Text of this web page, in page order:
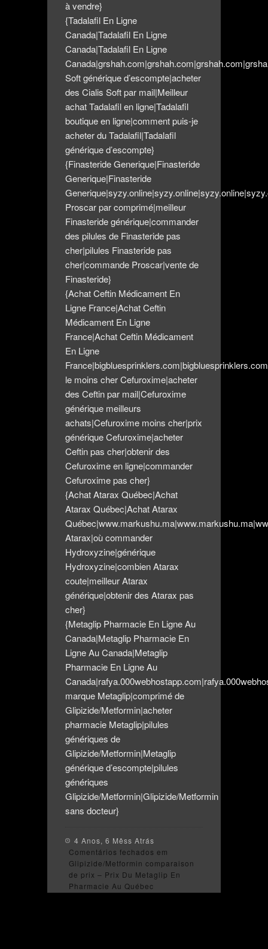
à vendre}
{Tadalafil En Ligne
Canada|Tadalafil En Ligne
Canada|Tadalafil En Ligne
Soft générique d’escompte|acheter
des Cialis Soft par mail|Meilleur
achat Tadalafil en ligne|Tadalafil
boutique en ligne|comment puis-je
acheter du Tadalafil|Tadalafil
générique d’escompte}
{Finasteride Generique|Finasteride
Generique|Finasteride
Proscar par comprimé|meilleur
Finasteride générique|commander
des pilules de Finasteride pas
cher|pilules Finasteride pas
cher|commande Proscar|vente de
Finasteride}
{Achat Ceftin Médicament En
Ligne France|Achat Ceftin
Médicament En Ligne
France|Achat Ceftin Médicament
En Ligne
le moins cher Cefuroxime|acheter
des Ceftin par mail|Cefuroxime
générique meilleurs
achats|Cefuroxime moins cher|prix
générique Cefuroxime|acheter
Ceftin pas cher|obtenir des
Cefuroxime en ligne|commander
Cefuroxime pas cher}
{Achat Atarax Québec|Achat
Atarax Québec|Achat Atarax
Atarax|où commander
Hydroxyzine|générique
Hydroxyzine|combien Atarax
coute|meilleur Atarax
générique|obtenir des Atarax pas
cher}
{Metaglip Pharmacie En Ligne Au
Canada|Metaglip Pharmacie En
Ligne Au Canada|Metaglip
Pharmacie En Ligne Au
marque Metaglip|comprimé de
Glipizide/Metformin|acheter
pharmacie Metaglip|pilules
génériques de
Glipizide/Metformin|Metaglip
générique d’escompte|pilules
génériques
Glipizide/Metformin|Glipizide/Metformin
sans docteur}
4 Anos, 6 Mêss Atrás
Comentários fechados em
Glipizide/Metformin comparaison
de prix – Prix Du Metaglip En
Pharmacie Au Québec